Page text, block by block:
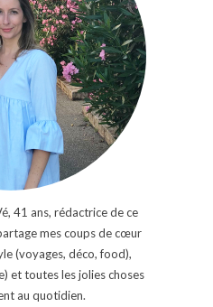
41 ans, rédactrice de ce
mes coups de cœur
(voyages, déco, food),
et toutes les jolies choses
au quotidien.